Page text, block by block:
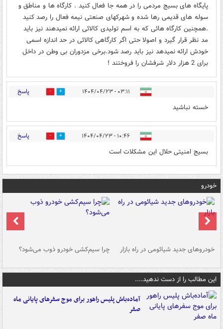
پایگاه های بسیج مردمی را در همه جا فعال کنید . کارگاه ها و مناطق و
سوله های قدیمی رها شده و شهرکهای صنعتی نیمه فعال را رصد کنید
.همچنین کارگاه هائی که به اسم تولیدی کالائی ارائه نمیدهند نیز باید
مد نظر قرار گیرد و اصولا حتی اگر کارگاهی کالائی در حد اندازه اسمی
خودش ارائه نمیدهد نیز باید رصد شود.برخی مزدوران بی وطن در داخل
برای 2 هزار دلار شرفشان را فروختند !
۰۳:۱۱ - ۱۴۰۴/۰۴/۲۳ 1 پاسخ
خسته نباشید
۱۰:۴۶ - ۱۴۰۴/۰۴/۲۳ 0 پاسخ
بسیج امنیتی حلال اين مشکلات است
خودرو
خودروهای جدید شیائومی در راه بازار چرا سیم‌کشی خودرو ذوب می‌شود؟
این مطالب را از دست ندهید....
آماده‌باش پلیس راهور برای موج سفرهای پایانی ماه
صفر